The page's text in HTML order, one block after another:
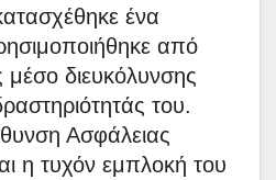
ένα
από
διευκόλυνσης
του.
Ασφάλειας
η τυχόν εμπλοκή του